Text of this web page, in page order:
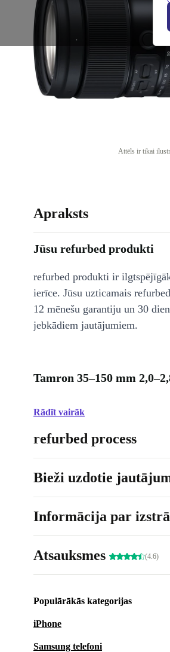
Attēls ir tikai
Apraksts
Jūsu refurbed produkti
refurbed produkti ir
ierīce. Jūsu uzticamais
12 mēnešu garantiju un 30
jebkādiem jautājumiem.
Tamron 35–150 mm
Rādīt vairāk
refurbed process
Bieži uzdotie
Informācija par
Atsauksmes (4.6)
Populārākās kategorijas
iPhone
Samsung telefoni